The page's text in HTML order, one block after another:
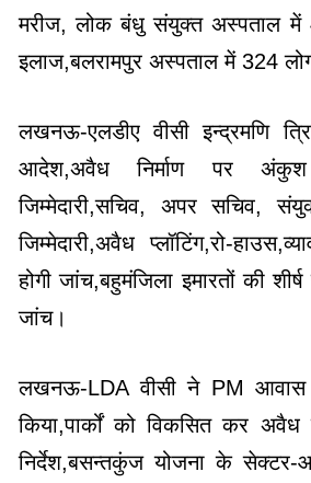
मरीज, लोक बंधु संयुक्त अस्पताल में
इलाज,बलरामपुर अस्पताल में 324
लखनऊ-एलडीए वीसी इन्द्रमणि
आदेश,अवैध निर्माण पर
जिम्मेदारी,सचिव, अपर सचिव,
जिम्मेदारी,अवैध प्लॉटिंग,रो-
होगी जांच,बहुमंजिला इमारतों की
जांच।
लखनऊ-LDA वीसी ने PM आवास
किया,पार्कों को विकसित कर
निर्देश,बसन्तकुंज योजना के सेक्टर-